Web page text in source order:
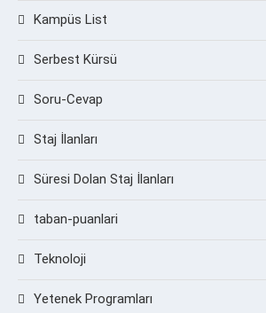
Kampüs List
Serbest Kürsü
Soru-Cevap
Staj İlanları
Süresi Dolan Staj İlanları
taban-puanlari
Teknoloji
Yetenek Programları